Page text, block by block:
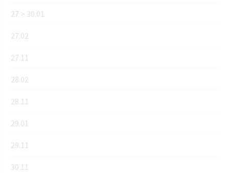
27 > 30.01
27.02
27.11
28.02
28.11
29.01
29.11
30.11